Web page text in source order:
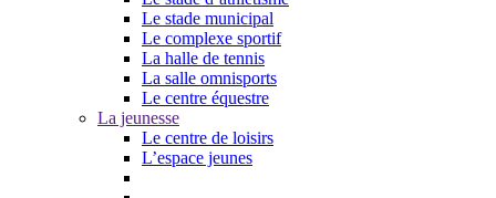
Le stade municipal
Le complexe sportif
La halle de tennis
La salle omnisports
Le centre équestre
La jeunesse
Le centre de loisirs
L’espace jeunes